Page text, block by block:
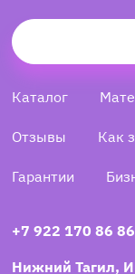
Каталог
Отзывы Как
Гарантии
+7 922 170 86 86
Нижний Тагил,